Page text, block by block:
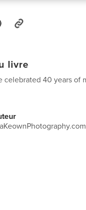
livre
celebrated 40 years of